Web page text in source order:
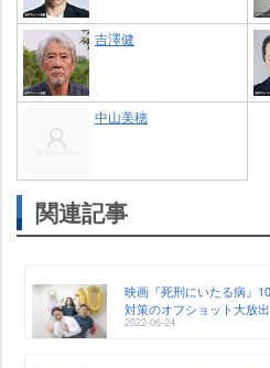
吉澤健
中山美穂
関連記事
映画『死刑にいたる病』
対策のオフショット大放出
2022-06-24